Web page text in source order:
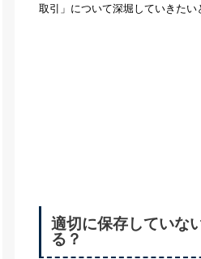
取引」について深堀していきたい
適切に保存していな
る？